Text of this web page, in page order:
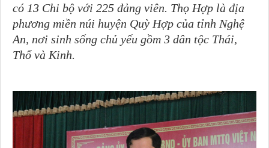
có 13 Chi bộ với 225 đảng viên. Thọ Hợp là địa
phương miền núi huyện Quỳ Hợp của tỉnh Nghệ
An, nơi sinh sống chủ yếu gồm 3 dân tộc Thái,
Thổ và Kinh.